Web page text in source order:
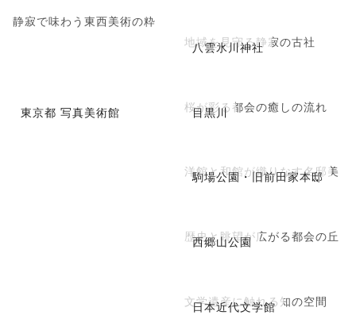
静寂で味わう東西美術の粋
八雲氷川神社
地域を見守る静寂の古社
東京都 写真美術館 目黒川
桜が彩る都会の癒しの流れ
駒場公園・旧前田家本邸
洋館と和館が織りなす名邸美
西郷山公園
歴史と眺望が広がる都会の丘
日本近代文学館
文学遺産に触れる知の空間